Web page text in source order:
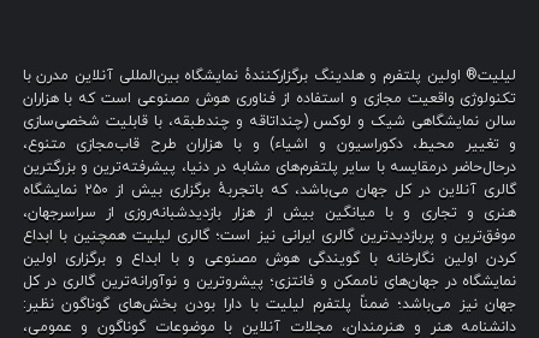
لیلیت® اولین پلتفرم و هلدینگ برگزارکنندهٔ نمایشگاه بین‌المللی آنلاین مدرن با
تکنولوژی واقعیت مجازی و استفاده از فناوری هوش مصنوعی است که با هزاران
سالن نمایشگاهی شیک و لوکس (چنداتاقه و چندطبقه، با قابلیت شخصی‌سازی
و تغییر محیط، دکوراسیون و اشیاء) و با هزاران طرح قاب‌مجازی متنوع،
درحال‌حاضر درمقایسه با سایر پلتفرم‌های مشابه در دنیا، پیشرفته‌ترین و بزرگترین
گالری آنلاین در کل جهان می‌باشد، که باتجربهٔ برگزاری بیش از ۲۵۰ نمایشگاه
هنری و تجاری و با میانگین بیش از هزار بازدیدشبانه‌روزی از سراسرجهان،
موفق‌ترین و پربازدیدترین گالری ایرانی نیز است؛ گالری لیلیت همچنین با ابداع
کردن اولین نگارخانه با گویندگی هوش مصنوعی و با ابداع و برگزاری اولین
نمایشگاه در جهان‌های ناممکن و فانتزی؛ پیشروترین و نوآورانه‌ترین گالری در کل
جهان نیز می‌باشد؛ ضمناً پلتفرم لیلیت با دارا بودن بخش‌های گوناگون نظیر:
دانشنامه هنر و هنرمندان، مجلات آنلاین با موضوعات گوناگون و عمومی،